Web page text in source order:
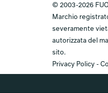
© 2003-2026
Marchio
severamente
autorizzata del
sito.
Privacy Policy -